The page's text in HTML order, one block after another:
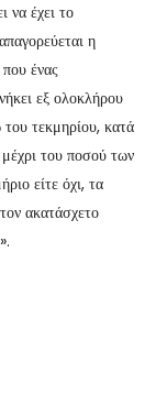
να έχει το
η
ένας
εξ ολοκλήρου
τεκμηρίου, κατά
του ποσού των
είτε όχι, τα
ακατάσχετο